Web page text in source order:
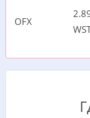
OFX